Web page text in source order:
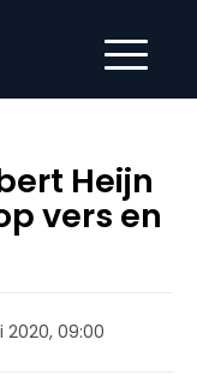
Heijn
vers en
2020, 09:00